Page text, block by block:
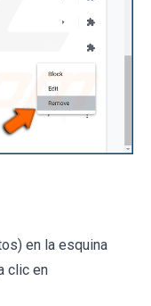
en la esquina
clic en